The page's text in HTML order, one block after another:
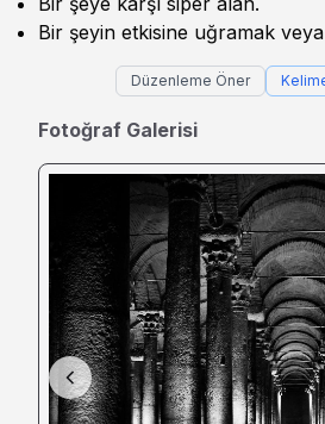
Bir şeyin etkisine uğramak
Düzenleme Öner
Fotoğraf Galerisi